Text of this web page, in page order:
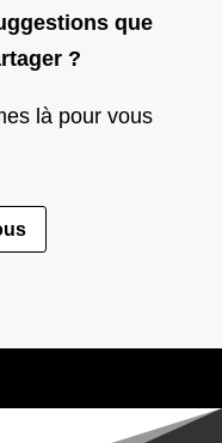
que
?
là pour vous